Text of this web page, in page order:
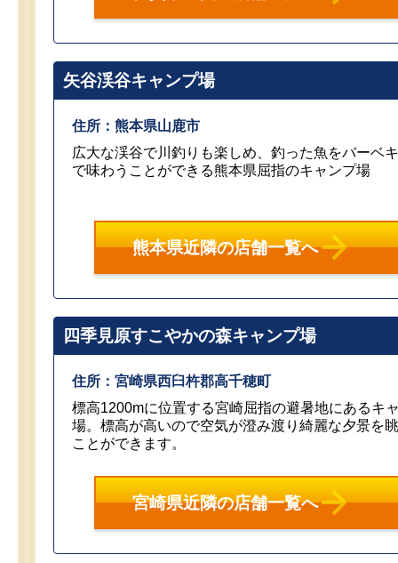
矢谷渓谷キャンプ場
住所：熊本県山鹿市
広大な渓谷で川釣りも楽しめ、釣った魚をバーベ
で味わうことができる熊本県屈指のキャンプ場
熊本県近隣の店舗一覧へ
四季見原すこやかの森キャンプ場
住所：宮崎県西臼杵郡高千穂町
標高1200mに位置する宮崎屈指の避暑地にあるキ
場。標高が高いので空気が澄み渡り綺麗な夕景を
ことができます。
宮崎県近隣の店舗一覧へ